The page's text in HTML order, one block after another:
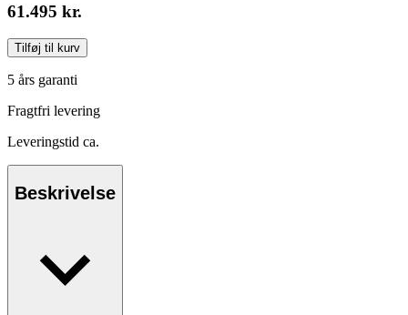
61.495 kr.
Tilføj til kurv
5 års garanti
Fragtfri levering
Leveringstid ca.
Beskrivelse